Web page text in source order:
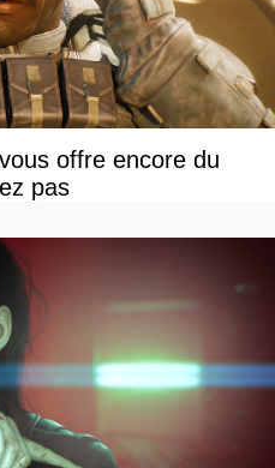
offre encore du
pas